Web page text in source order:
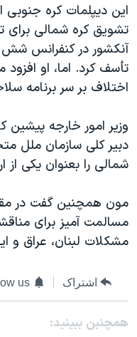
ویدیوها
فرهنگ و زندگی
حقوق شهروندی
اقتصادی
اسرائیل در جنگ
گالری عکس
بایگانی برنامه‌های
مستندها
انتخابات ریاست جمهوری آمریکا
حمله جمهوری اسلامی به
ورزش زنان در ایران
اعتراضات زن، زندگی،
تریبونال مردمی آبان ۹۸
دادگاه حمید نوری
قانون شفافیت دارائی کادر
اعتراضات مردمی آبان ۹۸
دنبال کنید
زبانهای مختلف
این دیپلمات کره
تشویق کره شمالی برای
آنکشور در کنفرانس شش
تأسف کرد. اما، او
اختلاف بر سر برنامه
وزیر امور خارجه
دبیر کلی سازمان ملل
شمالی را بعنوان یکی از
مون همچنین گفت در
مسالمت آمیز برای
مشکلات لبنان، عراق و
اشتراک us
همچنبن ببینید: